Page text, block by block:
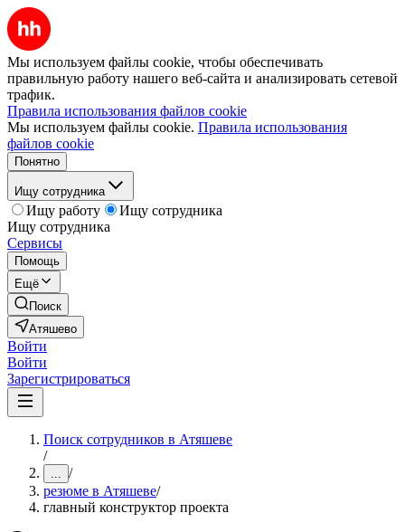
Мы используем файлы cookie, чтобы обеспечивать
правильную работу нашего веб-сайта и анализировать сетевой
трафик.
Правила использования файлов cookie
Мы используем файлы cookie. Правила использования
файлов cookie
Понятно
Ищу сотрудника
Ищу работу
Ищу сотрудника
Ищу сотрудника
Сервисы
Помощь
Ещё
Поиск
Атяшево
Войти
Войти
Зарегистрироваться
Поиск сотрудников в Атяшеве
/
... /
резюме в Атяшеве/
главный конструктор проекта